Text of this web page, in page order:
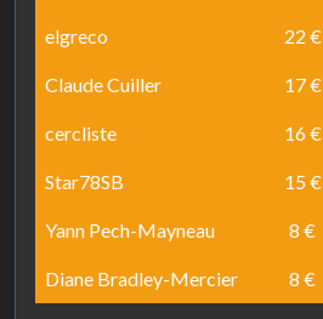
elgreco 22 €
Claude Cuiller 17 €
cercliste 16 €
Star78SB 15 €
Yann Pech-Mayneau 8 €
Diane Bradley-Mercier 8 €